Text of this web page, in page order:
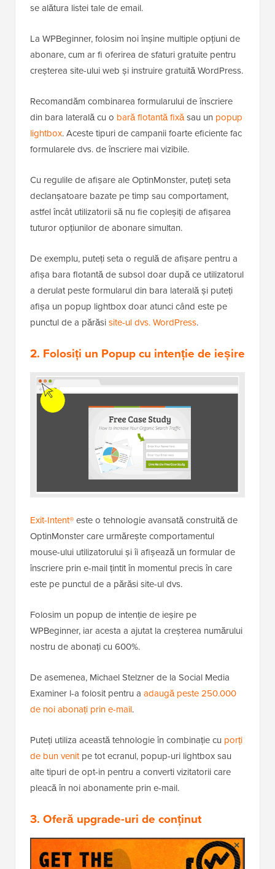
se alătura listei tale de email.
La WPBeginner, folosim noi înșine multiple opțiuni de
abonare, cum ar fi oferirea de sfaturi gratuite pentru
creșterea site-ului web și instruire gratuită WordPress.
Recomandăm combinarea formularului de înscriere
din bara laterală cu o bară flotantă fixăsau un popup
lightbox. Aceste tipuri de campanii foarte eficiente fac
formularele dvs. de înscriere mai vizibile.
Cu regulile de afișare ale OptinMonster, puteți seta
declanșatoare bazate pe timp sau comportament,
astfel încât utilizatorii să nu fie copleșiți de afișarea
tuturor opțiunilor de abonare simultan.
De exemplu, puteți seta o regulă de afișare pentru a
afișa bara flotantă de subsol doar după ce utilizatorul
a derulat peste formularul din bara laterală și puteți
afișa un popup lightbox doar atunci când este pe
punctul de a părăsisite-ul dvs. WordPress.
2. Folosiți un Popup cu intenție de ieșire
Exit-Intent®este o tehnologie avansată construită de
OptinMonster care urmărește comportamentul
mouse-ului utilizatorului și îi afișează un formular de
înscriere prin e-mail țintit în momentul precis în care
este pe punctul de a părăsi site-ul dvs.
Folosim un popup de intenție de ieșire pe
WPBeginner, iar acesta a ajutat la creșterea numărului
nostru de abonați cu 600%.
De asemenea, Michael Stelzner de la Social Media
Examiner l-a folosit pentru a adaugă peste 250.000
de noi abonați prin e-mail.
Puteți utiliza această tehnologie în combinație cu porți
de bun venitpe tot ecranul, popup-uri lightbox sau
alte tipuri de opt-in pentru a converti vizitatorii care
pleacă în noi abonamente prin e-mail.
3. Oferă upgrade-uri de conținut